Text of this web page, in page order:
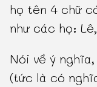
họ tên 4 chữ
như các họ:
Nói về ý
(tức là có